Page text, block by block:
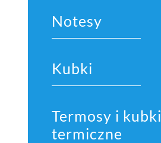
Notesy
Kubki
Termosy i kubki
termiczne